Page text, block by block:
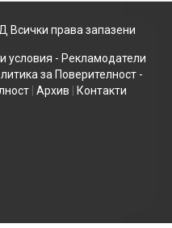
Всички права запазени
условия - Рекламодатели
за Поверителност -
Архив Контакти